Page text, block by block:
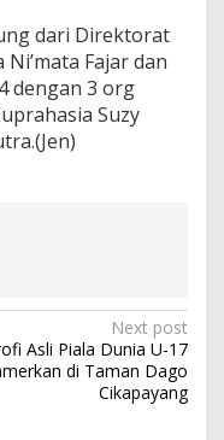
dari Direktorat
Fajar dan
dengan 3 org
Suzy
Next post
Asli Piala Dunia U-17
di Taman Dago
Cikapayang